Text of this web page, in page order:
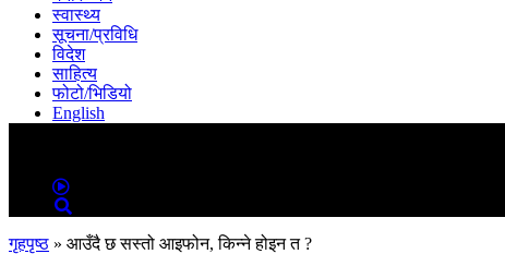
स्वास्थ्य
सूचना/प्रविधि
विदेश
साहित्य
फोटो/भिडियो
English
गृहपृष्ठ » आउँदै छ सस्तो आइफोन, किन्ने होइन त ?